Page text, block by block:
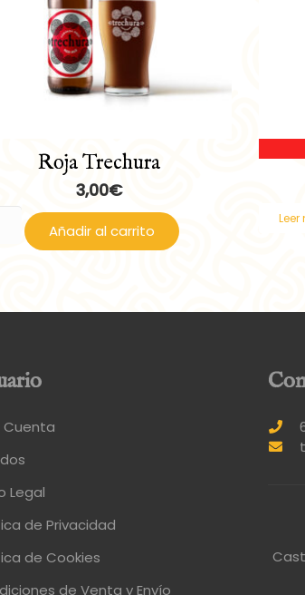
Roja Trechura
3,00€
Añadir al carrito
Leer
Legal
de Privacidad
de Cookies
de Venta y Envío